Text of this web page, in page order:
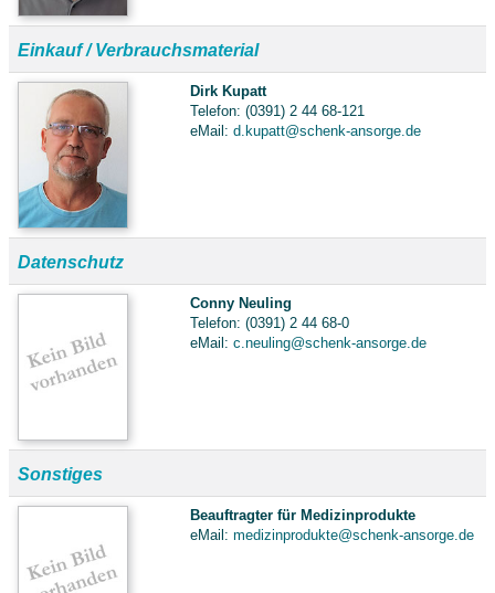
Einkauf / Verbrauchsmaterial
Dirk Kupatt
Telefon: (0391) 2 44 68-121
eMail: d.kupatt@schenk-ansorge.de
Datenschutz
Conny Neuling
Telefon: (0391) 2 44 68-0
eMail: c.neuling@schenk-ansorge.de
Sonstiges
Beauftragter für Medizinprodukte
eMail: medizinprodukte@schenk-ansorge.de